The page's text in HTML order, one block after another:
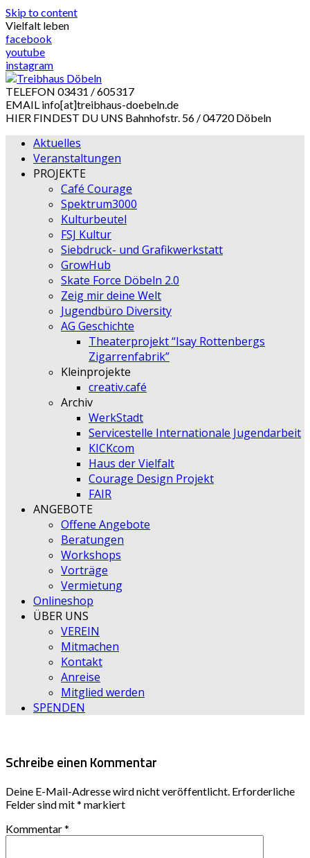
Skip to content
Vielfalt leben
facebook
youtube
instagram
TELEFON 03431 / 605317
EMAIL info[at]treibhaus-doebeln.de
HIER FINDEST DU UNS Bahnhofstr. 56 / 04720 Döbeln
Aktuelles
Veranstaltungen
PROJEKTE
Café Courage
Spektrum3000
Kulturbeutel
FSJ Kultur
Siebdruck- und Grafikwerkstatt
GrowHub
Skate Force Döbeln 2.0
Zeig mir deine Welt
Jugendbüro Diversity
AG Geschichte
Theaterprojekt “Isay Rottenbergs
Zigarrenfabrik”
Kleinprojekte
creativ.café
Archiv
WerkStadt
Servicestelle Internationale Jugendarbeit
KICKcom
Haus der Vielfalt
Courage Design Projekt
FAIR
ANGEBOTE
Offene Angebote
Beratungen
Workshops
Vorträge
Vermietung
Onlineshop
ÜBER UNS
VEREIN
Mitmachen
Kontakt
Anreise
Mitglied werden
SPENDEN
Schreibe einen Kommentar
Deine E-Mail-Adresse wird nicht veröffentlicht. Erforderliche
Felder sind mit* markiert
Kommentar*